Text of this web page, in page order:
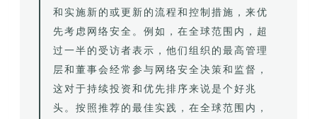
和实施新的或更新的流程和控制措施，来优
先考虑网络安全。例如，在全球范围内，超
过一半的受访者表示，他们组织的最高管理
层和董事会经常参与网络安全决策和监督，
这对于持续投资和优先排序来说是个好兆
头。按照推荐的最佳实践，在全球范围内，